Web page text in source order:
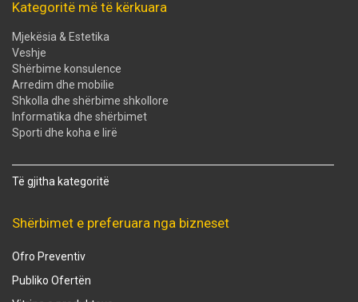
Kategoritë më të kërkuara
Mjekësia & Estetika
Veshje
Shërbime konsulence
Arredim dhe mobilie
Shkolla dhe shërbime shkollore
Informatika dhe shërbimet
Sporti dhe koha e lirë
Të gjitha kategoritë
Shërbimet e preferuara nga bizneset
Ofro Preventiv
Publiko Ofertën